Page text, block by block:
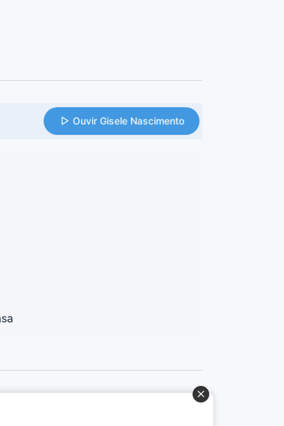
Ouvir Gisele Nascimento